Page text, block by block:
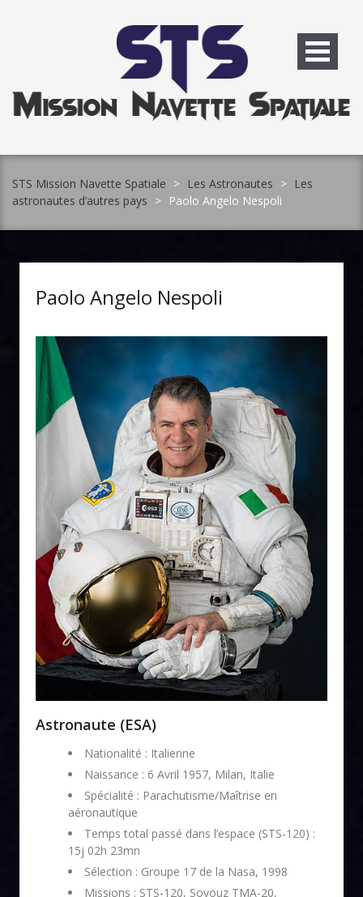
STS Mission Navette Spatiale > Les Astronautes > Les
astronautes d’autres pays > Paolo Angelo Nespoli
Paolo Angelo Nespoli
Astronaute (ESA)
Nationalité : Italienne
Naissance : 6 Avril 1957, Milan, Italie
Spécialité : Parachutisme/Maîtrise en
aéronautique
Temps total passé dans l’espace (STS-120) :
15j 02h 23mn
Sélection : Groupe 17 de la Nasa, 1998
Missions : STS-120, Soyouz TMA-20,